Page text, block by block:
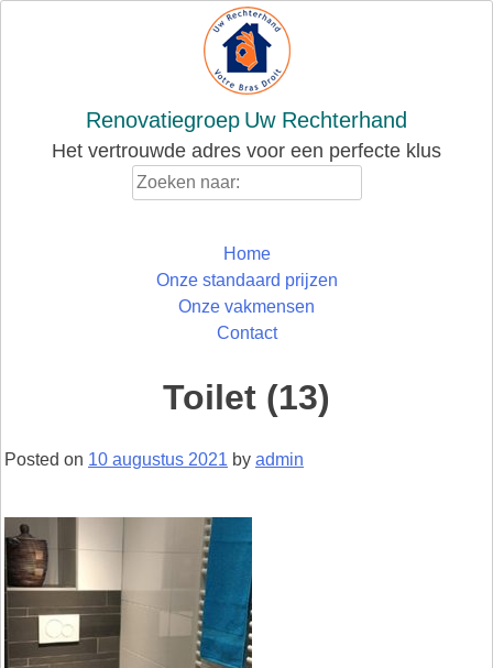
Renovatiegroep Uw Rechterhand
Het vertrouwde adres voor een perfecte klus
Home
Onze standaard prijzen
Onze vakmensen
Contact
Toilet (13)
Posted on 10 augustus 2021 by admin